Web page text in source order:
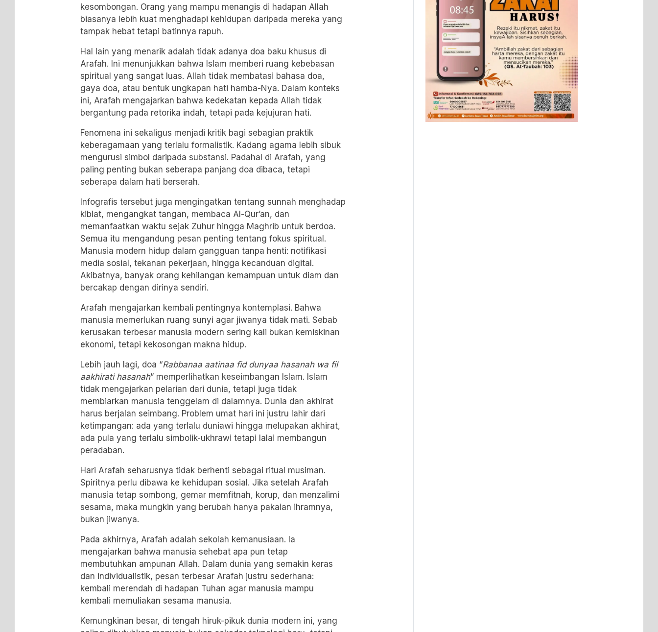
kesombongan. Orang yang mampu menangis di hadapan Allah
biasanya lebih kuat menghadapi kehidupan daripada mereka yang
tampak hebat tetapi batinnya rapuh.
Hal lain yang menarik adalah tidak adanya doa baku khusus di
Arafah. Ini menunjukkan bahwa Islam memberi ruang kebebasan
spiritual yang sangat luas. Allah tidak membatasi bahasa doa,
gaya doa, atau bentuk ungkapan hati hamba-Nya. Dalam konteks
ini, Arafah mengajarkan bahwa kedekatan kepada Allah tidak
bergantung pada retorika indah, tetapi pada kejujuran hati.
Fenomena ini sekaligus menjadi kritik bagi sebagian praktik
keberagamaan yang terlalu formalistik. Kadang agama lebih sibuk
mengurusi simbol daripada substansi. Padahal di Arafah, yang
paling penting bukan seberapa panjang doa dibaca, tetapi
seberapa dalam hati berserah.
Infografis tersebut juga mengingatkan tentang sunnah menghadap
kiblat, mengangkat tangan, membaca Al-Qur’an, dan
memanfaatkan waktu sejak Zuhur hingga Maghrib untuk berdoa.
Semua itu mengandung pesan penting tentang fokus spiritual.
Manusia modern hidup dalam gangguan tanpa henti: notifikasi
media sosial, tekanan pekerjaan, hingga kecanduan digital.
Akibatnya, banyak orang kehilangan kemampuan untuk diam dan
bercakap dengan dirinya sendiri.
Arafah mengajarkan kembali pentingnya kontemplasi. Bahwa
manusia memerlukan ruang sunyi agar jiwanya tidak mati. Sebab
kerusakan terbesar manusia modern sering kali bukan kemiskinan
ekonomi, tetapi kekosongan makna hidup.
Lebih jauh lagi, doa “Rabbanaa aatinaa fid dunyaa hasanah wa fil
aakhirati hasanah” memperlihatkan keseimbangan Islam. Islam
tidak mengajarkan pelarian dari dunia, tetapi juga tidak
membiarkan manusia tenggelam di dalamnya. Dunia dan akhirat
harus berjalan seimbang. Problem umat hari ini justru lahir dari
ketimpangan: ada yang terlalu duniawi hingga melupakan akhirat,
ada pula yang terlalu simbolik-ukhrawi tetapi lalai membangun
peradaban.
Hari Arafah seharusnya tidak berhenti sebagai ritual musiman.
Spiritnya perlu dibawa ke kehidupan sosial. Jika setelah Arafah
manusia tetap sombong, gemar memfitnah, korup, dan menzalimi
sesama, maka mungkin yang berubah hanya pakaian ihramnya,
bukan jiwanya.
Pada akhirnya, Arafah adalah sekolah kemanusiaan. Ia
mengajarkan bahwa manusia sehebat apa pun tetap
membutuhkan ampunan Allah. Dalam dunia yang semakin keras
dan individualistik, pesan terbesar Arafah justru sederhana:
kembali merendah di hadapan Tuhan agar manusia mampu
kembali memuliakan sesama manusia.
Kemungkinan besar, di tengah hiruk-pikuk dunia modern ini, yang